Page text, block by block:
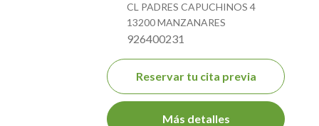
CL PADRES CAPUCHINOS 4
13200 MANZANARES
926400231
Reservar tu cita previa
Más detalles